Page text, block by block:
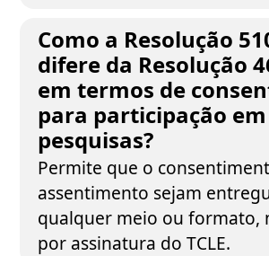
Como a Resolução
difere da Resolução
em termos de
para participação em
pesquisas?
Permite que o
assentimento sejam
qualquer meio ou formato,
por assinatura do TCLE.